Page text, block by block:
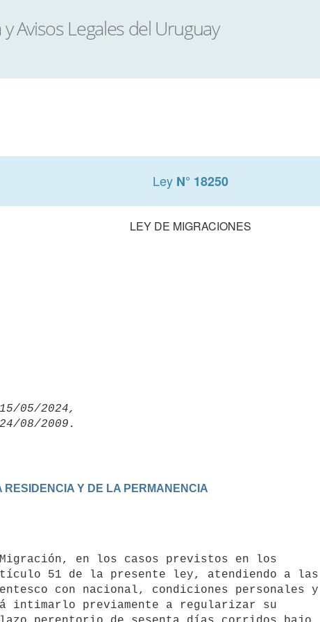
Ley N° 18250
LEY DE MIGRACIONES
05/2024,
Y DE LA PERMANENCIA
51 de la presente ley, atendiendo a las
con nacional, condiciones personales y
intimarlo previamente a regularizar su